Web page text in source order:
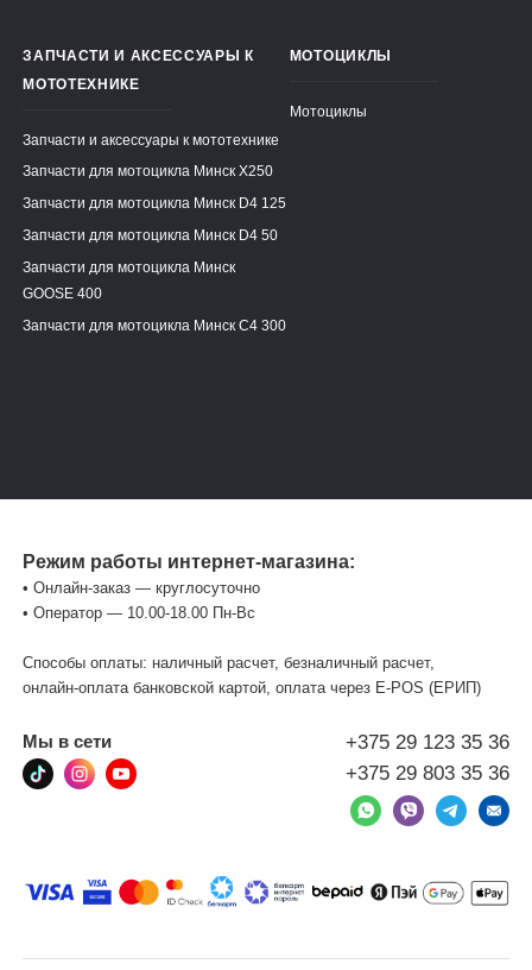
ЗАПЧАСТИ И АКСЕССУАРЫ К
МОТОТЕХНИКЕ
Запчасти и аксессуары к мототехнике
Запчасти для мотоцикла Минск X250
Запчасти для мотоцикла Минск D4 125
Запчасти для мотоцикла Минск D4 50
Запчасти для мотоцикла Минск
GOOSE 400
Запчасти для мотоцикла Минск C4 300
МОТОЦИКЛЫ
Мотоциклы
Режим работы интернет-магазина:
• Онлайн-заказ — круглосуточно
• Оператор — 10.00-18.00 Пн-Вс
Способы оплаты: наличный расчет, безналичный расчет,
онлайн-оплата банковской картой, оплата через Е-POS (ЕРИП)
+375 29 123 35 36
+375 29 803 35 36
Мы в сети